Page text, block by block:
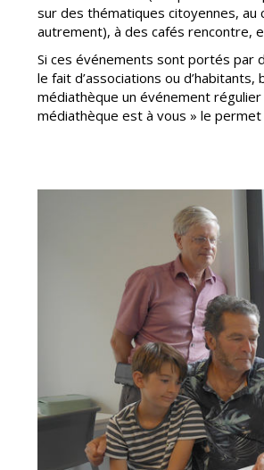
sur des thématiques citoyennes, au
autrement), à des cafés rencontre,
Si ces événements sont portés par
le fait d’associations ou
médiathèque un événement
médiathèque est à vous » le permet